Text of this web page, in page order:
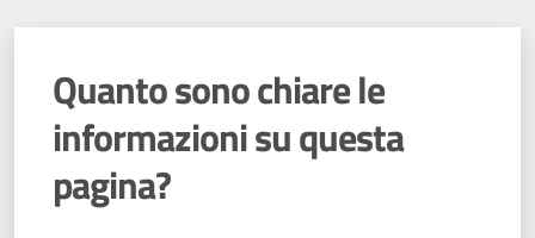
Quanto sono chiare le
informazioni su questa
pagina?